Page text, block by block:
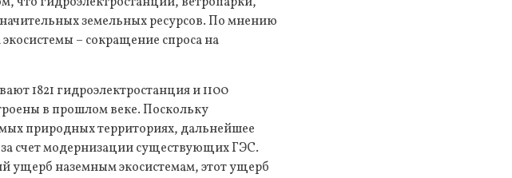
земельных ресурсов. По мнению
– сокращение спроса на
1821 гидроэлектростанция и 1100
в прошлом веке. Поскольку
природных территориях, дальнейшее
счет модернизации существующих ГЭС.
ущерб наземным экосистемам, этот ущерб